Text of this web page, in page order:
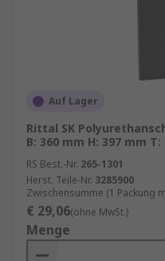
Auf Lager
Rittal SK
B: 360 mm H: 397 mm T:
RS Best.-Nr. 265-1301
Herst. Teile-Nr. 3285900
Zwischensumme (1 Packung
€ 29,06(ohne MwSt.)
Menge